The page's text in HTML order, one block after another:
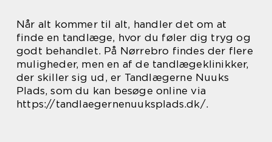
Når alt kommer til alt, handler det om at
finde en tandlæge, hvor du føler dig tryg og
godt behandlet. På Nørrebro findes der flere
muligheder, men en af de tandlægeklinikker,
der skiller sig ud, er Tandlægerne Nuuks
Plads, som du kan besøge online via
https://tandlaegernenuuksplads.dk/.